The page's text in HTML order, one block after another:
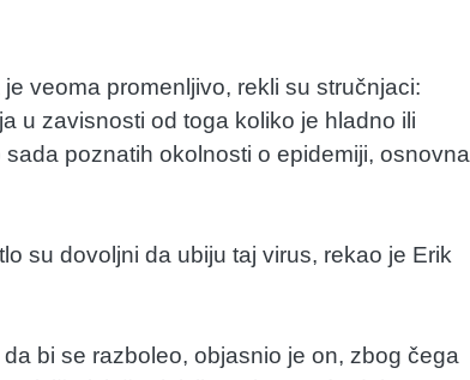
veoma promenljivo, rekli su stručnjaci:
u zavisnosti od toga koliko je hladno ili
poznatih okolnosti o epidemiji, osnovna
su dovoljni da ubiju taj virus, rekao je Erik
bi se razboleo, objasnio je on, zbog čega